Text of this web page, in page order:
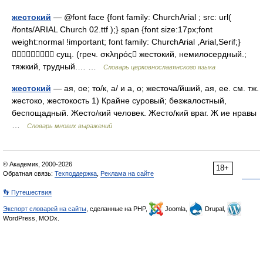
жестокий — @font face {font family: ChurchArial ; src: url(
/fonts/ARIAL Church 02.ttf );} span {font size:17px;font
weight:normal !important; font family: ChurchArial ,Arial,Serif;}
 сущ. (греч. σκληρός жестокий, немилосердный.;
тяжкий, трудный.… …
Словарь церковнославянского языка
жестокий — ая, ое; то/к, а/ и а, о; жесточа/йший, ая, ее. см. тж.
жестоко, жестокость 1) Крайне суровый; безжалостный,
беспощадный. Жесто/кий человек. Жесто/кий враг. Ж ие нравы
Словарь многих выражений
18+
© Академик, 2000-2026
Обратная связь: Техподдержка Реклама на сайте
👣 Путешествия
Экспорт словарей на сайты , сделанные на PHP, Joomla,
Drupal,
WordPress, MODx.